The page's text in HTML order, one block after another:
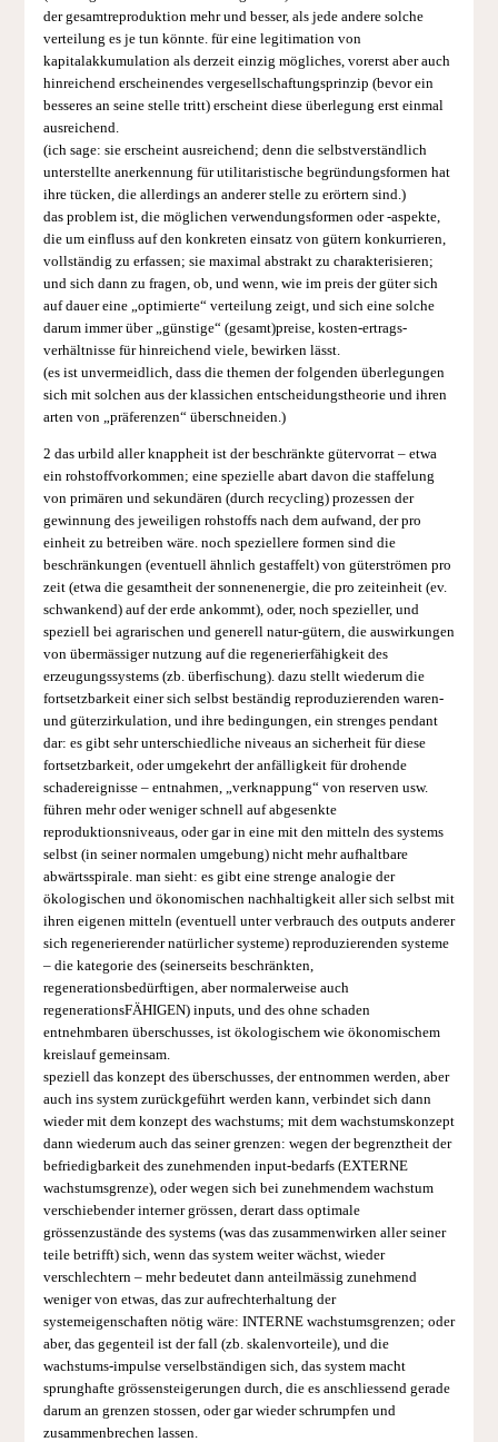
der gesamtreproduktion mehr und besser, als jede andere solche
verteilung es je tun könnte. für eine legitimation von
kapitalakkumulation als derzeit einzig mögliches, vorerst aber auch
hinreichend erscheinendes vergesellschaftungsprinzip (bevor ein
besseres an seine stelle tritt) erscheint diese überlegung erst einmal
ausreichend.
(ich sage: sie erscheint ausreichend; denn die selbstverständlich
unterstellte anerkennung für utilitaristische begründungsformen hat
ihre tücken, die allerdings an anderer stelle zu erörtern sind.)
das problem ist, die möglichen verwendungsformen oder -aspekte,
die um einfluss auf den konkreten einsatz von gütern konkurrieren,
vollständig zu erfassen; sie maximal abstrakt zu charakterisieren;
und sich dann zu fragen, ob, und wenn, wie im preis der güter sich
auf dauer eine „optimierte“ verteilung zeigt, und sich eine solche
darum immer über „günstige“ (gesamt)preise, kosten-ertrags-
verhältnisse für hinreichend viele, bewirken lässt.
(es ist unvermeidlich, dass die themen der folgenden überlegungen
sich mit solchen aus der klassichen entscheidungstheorie und ihren
arten von „präferenzen“ überschneiden.)
2 das urbild aller knappheit ist der beschränkte gütervorrat – etwa
ein rohstoffvorkommen; eine spezielle abart davon die staffelung
von primären und sekundären (durch recycling) prozessen der
gewinnung des jeweiligen rohstoffs nach dem aufwand, der pro
einheit zu betreiben wäre. noch speziellere formen sind die
beschränkungen (eventuell ähnlich gestaffelt) von güterströmen pro
zeit (etwa die gesamtheit der sonnenenergie, die pro zeiteinheit (ev.
schwankend) auf der erde ankommt), oder, noch spezieller, und
speziell bei agrarischen und generell natur-gütern, die auswirkungen
von übermässiger nutzung auf die regenerierfähigkeit des
erzeugungssystems (zb. überfischung). dazu stellt wiederum die
fortsetzbarkeit einer sich selbst beständig reproduzierenden waren-
und güterzirkulation, und ihre bedingungen, ein strenges pendant
dar: es gibt sehr unterschiedliche niveaus an sicherheit für diese
fortsetzbarkeit, oder umgekehrt der anfälligkeit für drohende
schadereignisse – entnahmen, „verknappung“ von reserven usw.
führen mehr oder weniger schnell auf abgesenkte
reproduktionsniveaus, oder gar in eine mit den mitteln des systems
selbst (in seiner normalen umgebung) nicht mehr aufhaltbare
abwärtsspirale. man sieht: es gibt eine strenge analogie der
ökologischen und ökonomischen nachhaltigkeit aller sich selbst mit
ihren eigenen mitteln (eventuell unter verbrauch des outputs anderer
sich regenerierender natürlicher systeme) reproduzierenden systeme
– die kategorie des (seinerseits beschränkten,
regenerationsbedürftigen, aber normalerweise auch
regenerationsFÄHIGEN) inputs, und des ohne schaden
entnehmbaren überschusses, ist ökologischem wie ökonomischem
kreislauf gemeinsam.
speziell das konzept des überschusses, der entnommen werden, aber
auch ins system zurückgeführt werden kann, verbindet sich dann
wieder mit dem konzept des wachstums; mit dem wachstumskonzept
dann wiederum auch das seiner grenzen: wegen der begrenztheit der
befriedigbarkeit des zunehmenden input-bedarfs (EXTERNE
wachstumsgrenze), oder wegen sich bei zunehmendem wachstum
verschiebender interner grössen, derart dass optimale
grössenzustände des systems (was das zusammenwirken aller seiner
teile betrifft) sich, wenn das system weiter wächst, wieder
verschlechtern – mehr bedeutet dann anteilmässig zunehmend
weniger von etwas, das zur aufrechterhaltung der
systemeigenschaften nötig wäre: INTERNE wachstumsgrenzen; oder
aber, das gegenteil ist der fall (zb. skalenvorteile), und die
wachstums-impulse verselbständigen sich, das system macht
sprunghafte grössensteigerungen durch, die es anschliessend gerade
darum an grenzen stossen, oder gar wieder schrumpfen und
zusammenbrechen lassen.